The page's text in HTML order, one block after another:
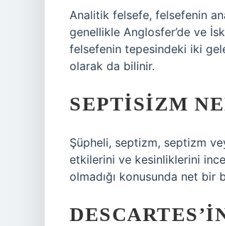
Analitik felsefe, felsefenin
genellikle Anglosfer’de ve
felsefenin tepesindeki iki
olarak da bilinir.
SEPTISIZM
Şüpheli, septizm, septizm
etkilerini ve kesinliklerini
olmadığı konusunda net bir